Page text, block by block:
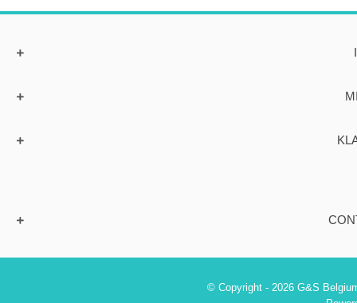
© Copyright - 2026 G&S